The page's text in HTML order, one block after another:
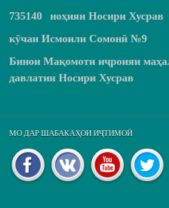
735140
ноҳияи Носири Хусрав
кӯчаи Исмоили Сомонӣ №9
Бинои Мақомоти иҷроияи
давлатии Носири Хусрав
МО ДАР ШАБАКАҲОИ ИҶТИМОӢ